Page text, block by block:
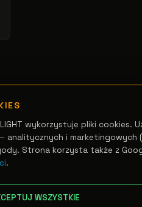
wykorzystuje pliki cookies.
analitycznych i marketingowych
Strona korzysta także z
.
WSZYSTKIE